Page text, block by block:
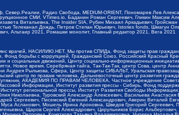
Радио Свобода, MEDIUM-ORIENT, Пономарев Лев
СМИ, VTimes.io, Баданин Роман Сергеевич, Гликин Максим
Витальевна, The Insider SIA, Рубин Михаил Аркадьевич, Гройсман
Телеканал Дождь, Петров Степан Юрьевич, Istories fonds, Шмагун
Альтаир 2021, Ромашки монолит, Главный редактор 2021, Вега 2021
врачей, НАСИЛИЮ.НЕТ, Мы против СПИДа, Фонд защиты прав
Фонд борьбы с коррупцией, Гражданский Союз, Российский Красный
и социальных движений, Центр социально-информационных
Новое время, Серебряная тайга, Так-Так-Так, центр Сова, центр
Андрея Рылькова, Сфера, Центр защиты СИБАЛЬТ, Уральская
центр по правам человека, Дальневосточный центр развития
АКАДЕМИЯ ПО ПРАВАМ ЧЕЛОВЕКА, Частное учреждение
Информации, Институт развития прессы - Сибирь, Фонд
региональной прессы, Институт Развития Свободы
Николаевна, Туровский Александр Алексеевич, Васильева Анастасия
Сергеевич, Писемский Евгений Александрович, Аверин Виталий
Асланович, Мошель Ирина Ароновна, Шведов Григорий Сергеевич,
Щаров Сергей Алексадрович, Цирульников Борис